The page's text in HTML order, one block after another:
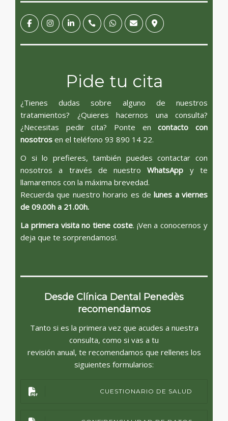
Pide tu cita
¿Tienes dudas sobre alguno de nuestros
tratamientos? ¿Quieres hacernos una consulta?
¿Necesitas pedir cita? Ponte encontacto con
nosotros en el teléfono 93 890 14 22.
O si lo prefieres, también puedes contactar con
nosotros a través de nuestroWhatsApp y te
llamaremos con la máxima brevedad.
Recuerda que nuestro horario es delunes a viernes
de 09.00h a 21.00h.
La primera visita no tiene coste. ¡Ven a conocernos y
deja que te sorprendamos!.
Desde Clínica Dental Penedès
recomendamos
Tanto si es la primera vez que acudes a nuestra
consulta, como si vas a tu
revisión anual, te recomendamos que rellenes los
siguientes formularios:
CUESTIONARIO DE SALUD